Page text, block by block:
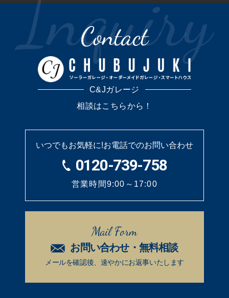
Contact
C&Jガレージ
相談はこちらから！
いつでもお気軽に!お電話でのお問い合わせ
0120-739-758
営業時間9:00～17:00
Mail Form
お問い合わせ・無料相談
メールを確認後、速やかにお返事いたします